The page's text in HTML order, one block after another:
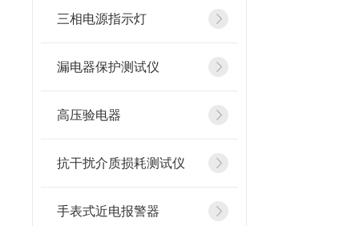
三相电源指示灯
漏电器保护测试仪
高压验电器
抗干扰介质损耗测试仪
手表式近电报警器